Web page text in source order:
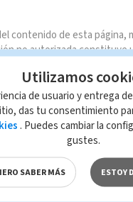
contenido de esta página,
no autorizada constituye
Utilizamos
de usuario y entrega
das tu consentimiento
. Puedes cambiar la
gustes.
SABER MÁS ESTOY